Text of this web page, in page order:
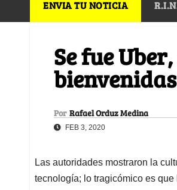
ENVIA TU NOTICIA
Se fue
bienvenidas
Por Rafael Orduz Medina
FEB 3, 2020
Las autoridades mostraron la
tecnología; lo tragicómico es